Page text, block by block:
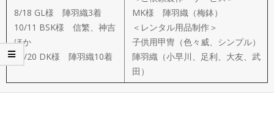
製
作
武
8/18 GL様 陣羽織3着
10/11 BSK様 信繁、神吉
ほか
11/20 DK様 陣羽織10着
MK様 陣羽織（梅鉢）
＜レンタル用品制作＞
子供用甲冑（色々威、シンプル）
陣羽織（小早川、足利、大友、武
田）